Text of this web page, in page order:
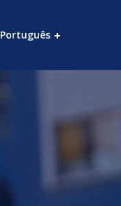
Português